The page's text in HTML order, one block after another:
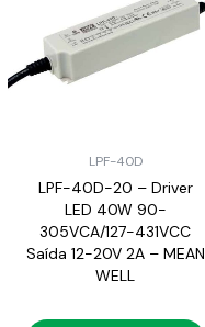
LPF-40D
LPF-40D-20 – Driver
LED 40W 90-
305VCA/127-431VCC
Saída 12-20V 2A – MEAN
WELL